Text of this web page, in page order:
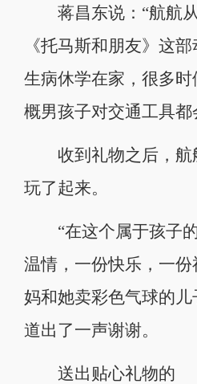
蒋昌东说：“航航从
《托马斯和朋友》这
生病休学在家，很多
概男孩子对交通工具都
收到礼物之后，航
玩了起来。
“在这个属于孩子的
温情，一份快乐，一
妈和她卖彩色气球的儿
道出了一声谢谢。
送出贴心礼物的